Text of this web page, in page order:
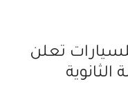
تعلن